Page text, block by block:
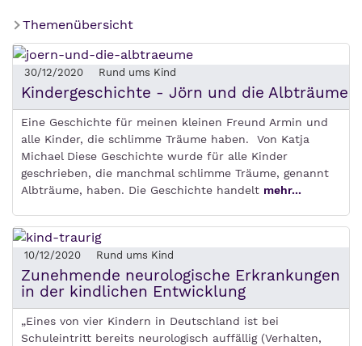
Themenübersicht
30/12/2020 Rund ums Kind
Kindergeschichte - Jörn und die Albträume
Eine Geschichte für meinen kleinen Freund Armin und
alle Kinder, die schlimme Träume haben. Von Katja
Michael Diese Geschichte wurde für alle Kinder
geschrieben, die manchmal schlimme Träume, genannt
Albträume, haben. Die Geschichte handelt mehr...
10/12/2020 Rund ums Kind
Zunehmende neurologische Erkrankungen
in der kindlichen Entwicklung
„Eines von vier Kindern in Deutschland ist bei
Schuleintritt bereits neurologisch auffällig (Verhalten,